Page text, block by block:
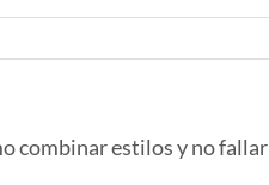
combinar estilos y no